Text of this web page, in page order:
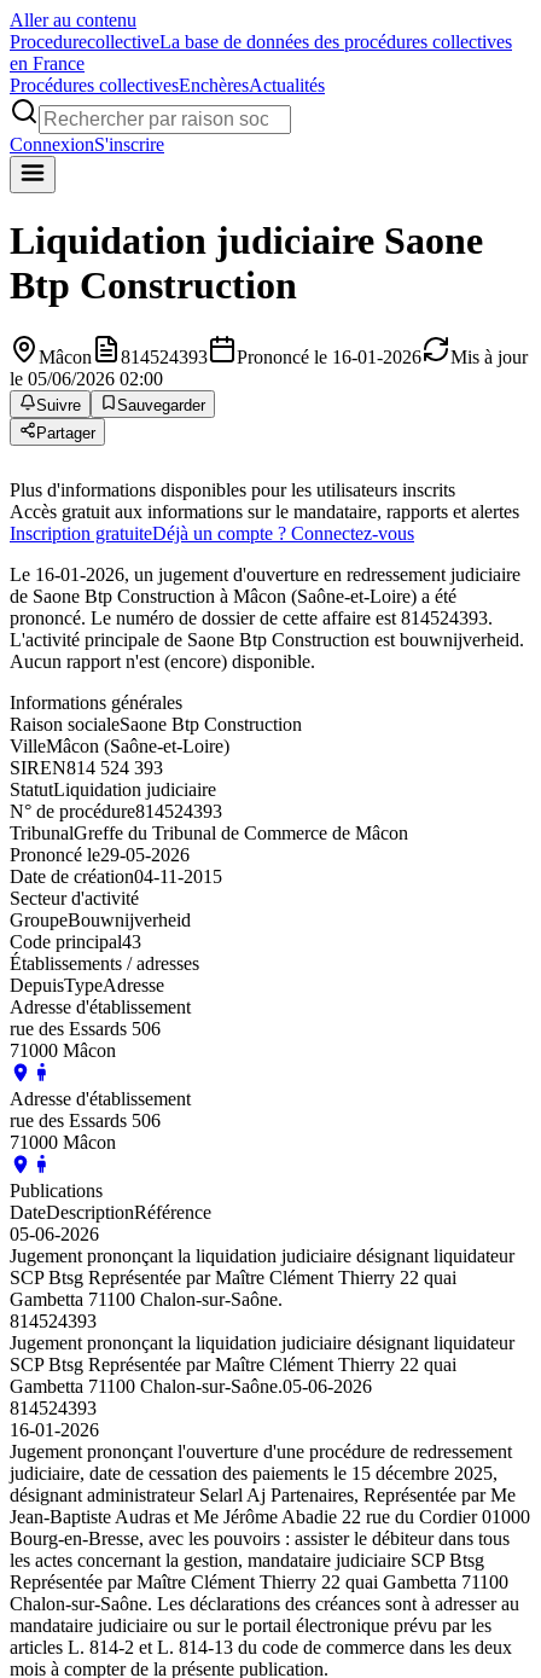
Aller au contenu
ProcedurecollectiveLa base de données des procédures collectives
en France
Procédures collectivesEnchèresActualités
ConnexionS'inscrire
Liquidation judiciaire Saone
Btp Construction
Mâcon 814524393 Prononcé le 16-01-2026
Mis à jour
le 05/06/2026 02:00
Suivre
Sauvegarder
Partager
Plus d'informations disponibles pour les utilisateurs inscrits
Accès gratuit aux informations sur le mandataire, rapports et alertes
Inscription gratuiteDéjà un compte ? Connectez-vous
Le 16-01-2026, un jugement d'ouverture en redressement judiciaire
de Saone Btp Construction à Mâcon (Saône-et-Loire) a été
prononcé. Le numéro de dossier de cette affaire est 814524393.
L'activité principale de Saone Btp Construction est bouwnijverheid.
Aucun rapport n'est (encore) disponible.
Informations générales
Raison socialeSaone Btp Construction
VilleMâcon (Saône-et-Loire)
SIREN814 524 393
StatutLiquidation judiciaire
N° de procédure814524393
TribunalGreffe du Tribunal de Commerce de Mâcon
Prononcé le29-05-2026
Date de création04-11-2015
Secteur d'activité
GroupeBouwnijverheid
Code principal43
Établissements / adresses
DepuisTypeAdresse
Adresse d'établissement
rue des Essards 506
71000 Mâcon
Adresse d'établissement
rue des Essards 506
71000 Mâcon
Publications
DateDescriptionRéférence
05-06-2026
Jugement prononçant la liquidation judiciaire désignant liquidateur
SCP Btsg Représentée par Maître Clément Thierry 22 quai
Gambetta 71100 Chalon-sur-Saône.
814524393
Jugement prononçant la liquidation judiciaire désignant liquidateur
SCP Btsg Représentée par Maître Clément Thierry 22 quai
Gambetta 71100 Chalon-sur-Saône.05-06-2026
814524393
16-01-2026
Jugement prononçant l'ouverture d'une procédure de redressement
judiciaire, date de cessation des paiements le 15 décembre 2025,
désignant administrateur Selarl Aj Partenaires, Représentée par Me
Jean-Baptiste Audras et Me Jérôme Abadie 22 rue du Cordier 01000
Bourg-en-Bresse, avec les pouvoirs : assister le débiteur dans tous
les actes concernant la gestion, mandataire judiciaire SCP Btsg
Représentée par Maître Clément Thierry 22 quai Gambetta 71100
Chalon-sur-Saône. Les déclarations des créances sont à adresser au
mandataire judiciaire ou sur le portail électronique prévu par les
articles L. 814-2 et L. 814-13 du code de commerce dans les deux
mois à compter de la présente publication.